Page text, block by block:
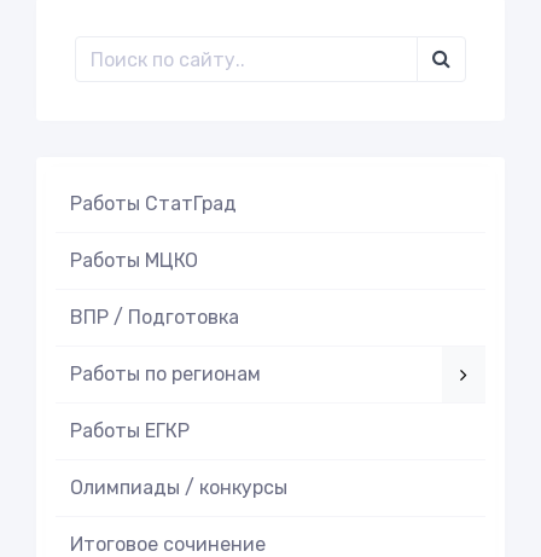
Работы СтатГрад
Работы МЦКО
ВПР / Подготовка
Работы по регионам
Работы ЕГКР
Олимпиады / конкурсы
Итоговое cочинение